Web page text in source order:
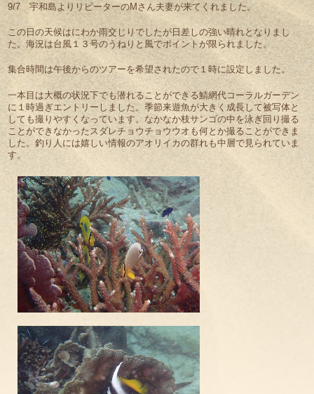
ッ
プ
9/7 宇和島よりリピーターのMさん夫妻が来てくれました。
この日の天候はにわか雨交じりでしたが日差しの強い晴れとなりまし
た。海況は台風１３号のうねりと風でポイントが限られました。
集合時間は午後からのツアーを希望されたので１時に設定しました。
一本目は大概の状況下でも潜れることができる鯖網代コーラルガーデン
に１時過ぎエントリーしました。季節来遊魚が大きく成長して被写体と
しても撮りやすくなっています。なかなか枝サンゴの中を泳ぎ回り撮る
ことができなかったスダレチョウチョウウオも何とか撮ることができま
した。釣り人には嬉しい情報のアオリイカの群れも中層で見られていま
す。